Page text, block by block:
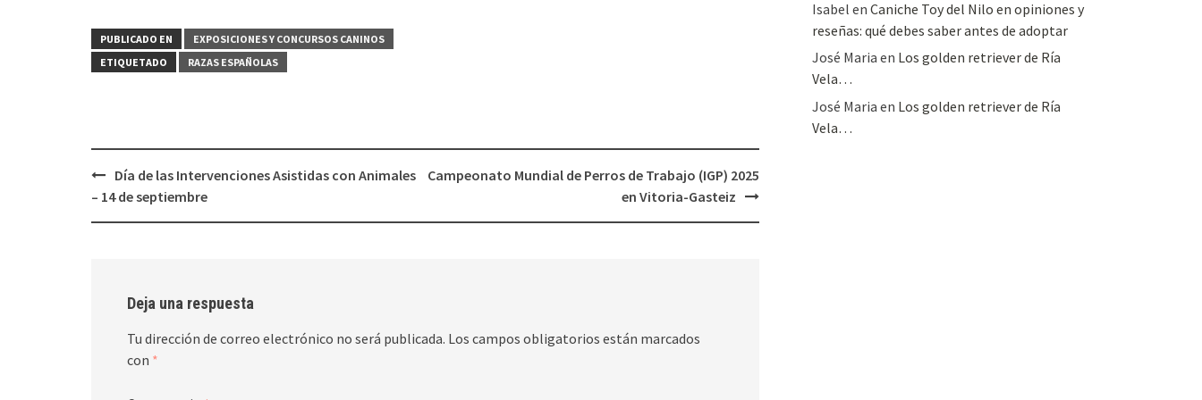
PUBLICADO EN
EXPOSICIONES Y CONCURSOS CANINOS
ETIQUETADO
RAZAS ESPAÑOLAS
Navegación
de
entradas
Día de las Intervenciones Asistidas con Animales
– 14 de septiembre
Campeonato Mundial de Perros de Trabajo (IGP) 2025
en Vitoria-Gasteiz
Deja una respuesta
Tu dirección de correo electrónico no será publicada. Los campos obligatorios están marcados
con *
Isabel en Caniche Toy del Nilo en opiniones y
reseñas: qué debes saber antes de adoptar
José Maria en Los golden retriever de Ría
Vela…
José Maria en Los golden retriever de Ría
Vela…